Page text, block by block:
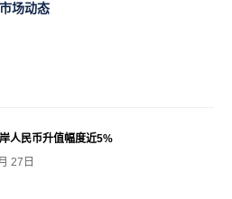
场动态
人民币升值幅度近5%
27日